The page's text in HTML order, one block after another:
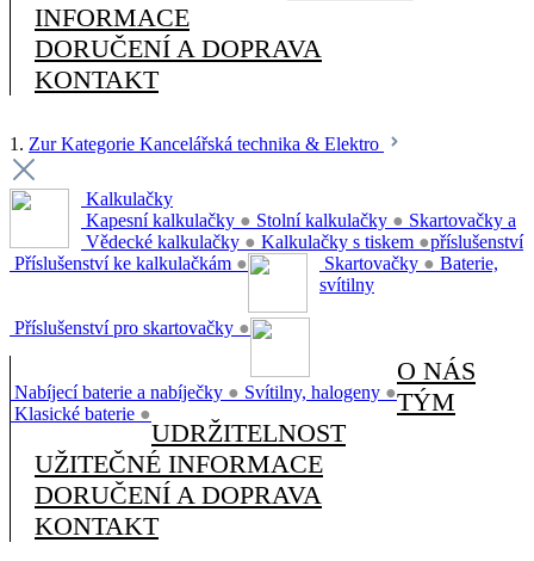
INFORMACE
DORUČENÍ A DOPRAVA
KONTAKT
1. Zur Kategorie Kancelářská technika & Elektro
Kalkulačky
Kapesní kalkulačky ● Stolní kalkulačky ●
Vědecké kalkulačky ● Kalkulačky s tiskem ●
Příslušenství ke kalkulačkám ●
Skartovačky a
příslušenství
Skartovačky ●
Příslušenství pro skartovačky ●
Baterie,
svítilny
Nabíjecí baterie a nabíječky ● Svítilny, halogeny ●
Klasické baterie ●
O NÁS
TÝM
UDRŽITELNOST
UŽITEČNÉ INFORMACE
DORUČENÍ A DOPRAVA
KONTAKT